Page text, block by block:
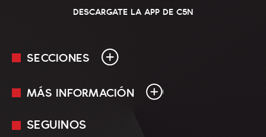
DESCARGATE LA APP DE C5N
SECCIONES
En Vivo
MÁS INFORMACIÓN
Mediakit
SEGUINOS